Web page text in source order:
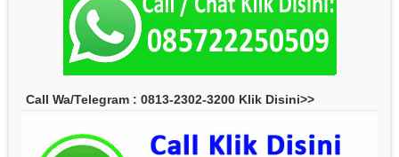
Call Wa/Telegram : 0813-2302-3200 Klik Disini>>